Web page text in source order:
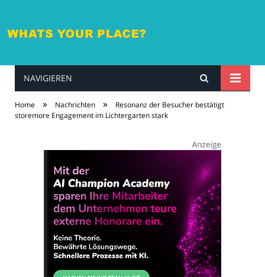
whatsyourplace.de
NAVIGIEREN
Home » Nachrichten »
Resonanz der Besucher bestätigt
storemore Engagement im Lichtergarten stark